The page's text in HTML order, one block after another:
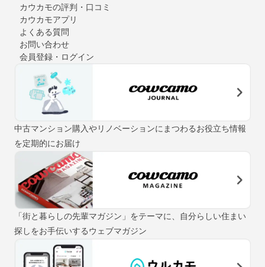
カウカモの評判・口コミ
カウカモアプリ
よくある質問
お問い合わせ
会員登録・ログイン
中古マンション購入やリノベーションにまつわるお役立ち情報
を定期的にお届け
「街と暮らしの先輩マガジン」をテーマに、自分らしい住まい
探しをお手伝いするウェブマガジン